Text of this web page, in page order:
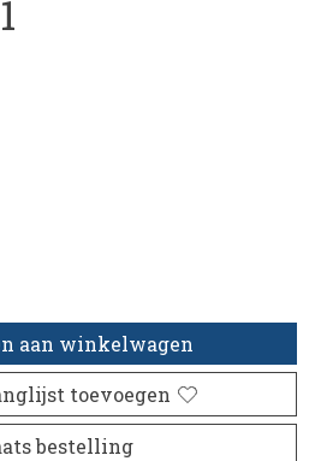
product is
aan winkelwagen
toevoegen
bestelling